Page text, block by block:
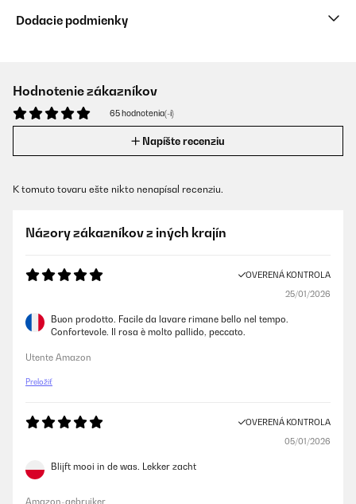
Dodacie podmienky
Hodnotenie zákazníkov
65 hodnotenia(-í)
Napíšte recenziu
K tomuto tovaru ešte nikto nenapísal recenziu.
Názory zákazníkov z iných krajín
OVERENÁ KONTROLA
25/01/2026
Buon prodotto. Facile da lavare rimane bello nel tempo.
Confortevole. Il rosa è molto pallido, peccato.
Utente Amazon
Preložiť
OVERENÁ KONTROLA
05/01/2026
Blijft mooi in de was. Lekker zacht
Amazon-gebruiker